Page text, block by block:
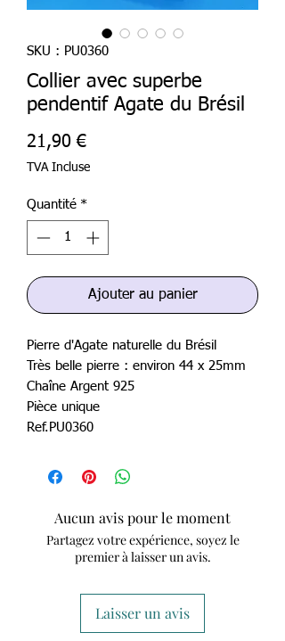
SKU : PU0360
Collier avec superbe
pendentif Agate du Brésil
21,90 €Prix
TVA Incluse
Quantité *
Ajouter au panier
Pierre d'Agate naturelle du Brésil
Très belle pierre : environ 44 x 25mm
Chaîne Argent 925
Pièce unique
Ref.PU0360
Aucun avis pour le moment
Partagez votre expérience, soyez le
premier à laisser un avis.
Laisser un avis